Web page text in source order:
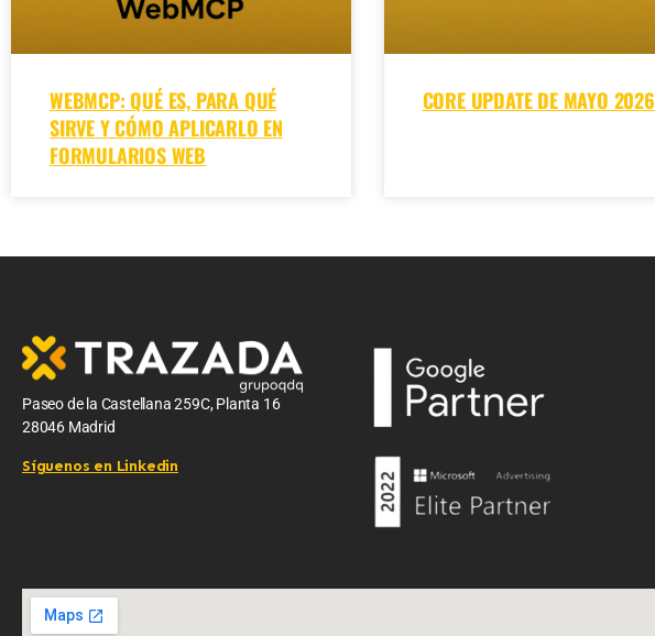
WEBMCP: QUÉ ES, PARA QUÉ
SIRVE Y CÓMO APLICARLO EN
FORMULARIOS WEB
CORE UPDATE DE MAYO 2026
Paseo de la Castellana 259C, Planta 16
28046 Madrid
Síguenos en Linkedin